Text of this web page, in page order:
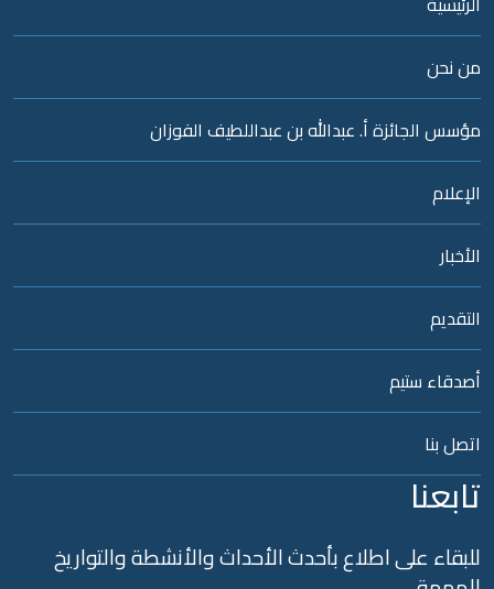
نحن
الجائزة أ. عبدالله بن عبداللطيف الفوزان
ستيم
بنا
على اطلاع بأحدث الأحداث والأنشطة والتواريخ